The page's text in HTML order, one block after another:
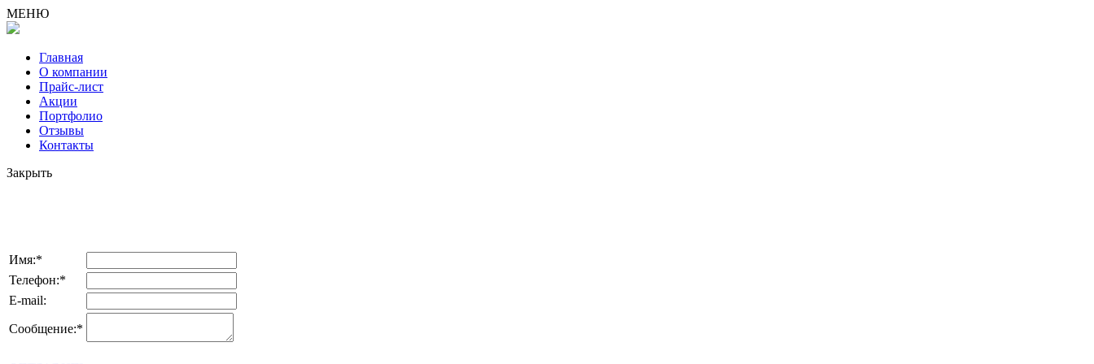
МЕНЮ
Главная
О компании
Прайс-лист
Акции
Портфолио
Отзывы
Контакты
Закрыть
Имя:*
Телефон:*
E-mail:
Сообщение:*